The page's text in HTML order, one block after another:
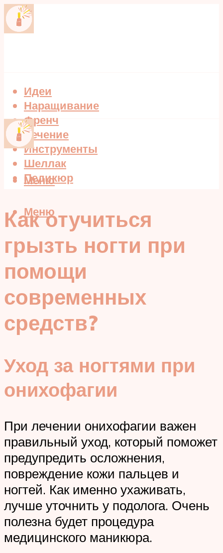
Идеи
Наращивание
Френч
Лечение
Инструменты
Шеллак
Педикюр
Меню
Меню
Как отучиться
грызть ногти при
помощи
современных
средств?
Уход за ногтями при
онихофагии
При лечении онихофагии важен
правильный уход, который поможет
предупредить осложнения,
повреждение кожи пальцев и
ногтей. Как именно ухаживать,
лучше уточнить у подолога. Очень
полезна будет процедура
медицинского маникюра.